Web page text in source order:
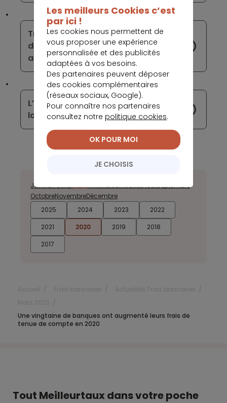
TransferWise propose désormais
des prélèvements bancaires
automatiques multidevises
L’argent liquide a été réhabilité par la
loi en Suède
2025 2024 2023
2022
2021
2020 2019
2018
2017
JanvierFévrierMarsAvrilMaiJuinJuilletAoûtSeptembre
OctobreNovembreDécembre
Une vingtaine de banques ont augmenté leurs frais de
tenue de compte en 2020
Tout Meilleurtaux dans votre poche
Les meilleurs Cookies c’est
par ici !
Les cookies nous permettent de
vous proposer une expérience
personnalisée et des publicités
adaptées à vos besoins.
Des partenaires peuvent déposer
des cookies complémentaires
(réseaux sociaux, Google).
Pour connaître nos partenaires
consultez notre politique cookies.
JE CHOISIS
OK POUR MOI